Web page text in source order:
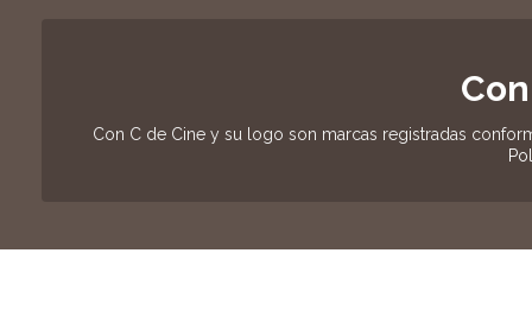
Con C de Cine y su logo son marcas registradas